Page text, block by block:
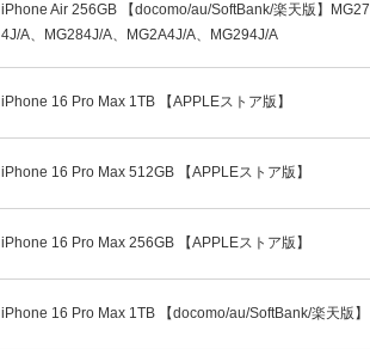
iPhone Air 256GB 【docomo/au/SoftBank/楽天版】MG27
4J/A、MG284J/A、MG2A4J/A、MG294J/A
iPhone 16 Pro Max 1TB 【APPLEストア版】
iPhone 16 Pro Max 512GB 【APPLEストア版】
iPhone 16 Pro Max 256GB 【APPLEストア版】
iPhone 16 Pro Max 1TB 【docomo/au/SoftBank/楽天版】